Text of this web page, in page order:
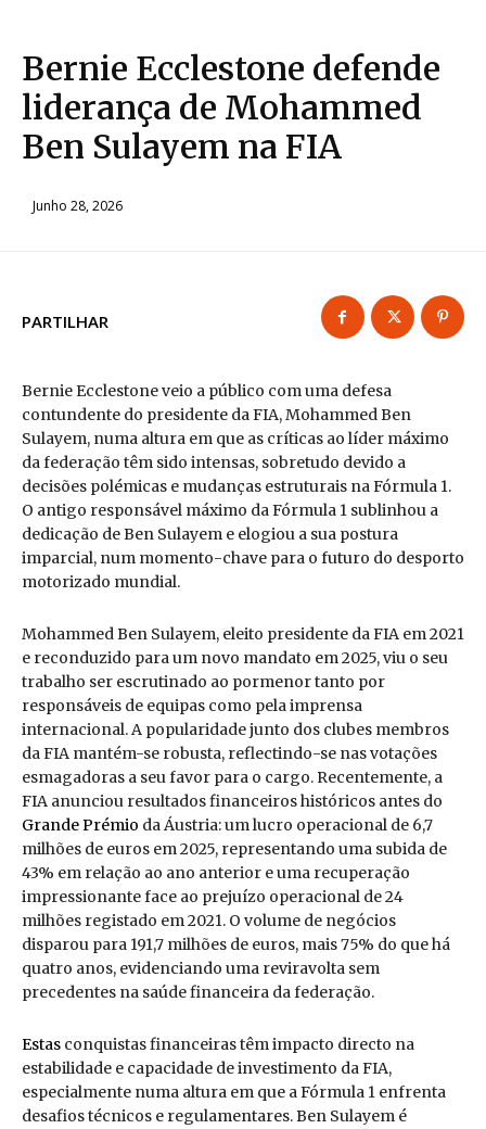
Bernie Ecclestone defende
liderança de Mohammed
Ben Sulayem na FIA
Junho 28, 2026
PARTILHAR
Bernie Ecclestone veio a público com uma defesa
contundente do presidente da FIA, Mohammed Ben
Sulayem, numa altura em que as críticas ao líder máximo
da federação têm sido intensas, sobretudo devido a
decisões polémicas e mudanças estruturais na Fórmula 1.
O antigo responsável máximo da Fórmula 1 sublinhou a
dedicação de Ben Sulayem e elogiou a sua postura
imparcial, num momento-chave para o futuro do desporto
motorizado mundial.
Mohammed Ben Sulayem, eleito presidente da FIA em 2021
e reconduzido para um novo mandato em 2025, viu o seu
trabalho ser escrutinado ao pormenor tanto por
responsáveis de equipas como pela imprensa
internacional. A popularidade junto dos clubes membros
da FIA mantém-se robusta, reflectindo-se nas votações
esmagadoras a seu favor para o cargo. Recentemente, a
FIA anunciou resultados financeiros históricos antes do
Grande Prémio da Áustria: um lucro operacional de 6,7
milhões de euros em 2025, representando uma subida de
43% em relação ao ano anterior e uma recuperação
impressionante face ao prejuízo operacional de 24
milhões registado em 2021. O volume de negócios
disparou para 191,7 milhões de euros, mais 75% do que há
quatro anos, evidenciando uma reviravolta sem
precedentes na saúde financeira da federação.
Estas conquistas financeiras têm impacto directo na
estabilidade e capacidade de investimento da FIA,
especialmente numa altura em que a Fórmula 1 enfrenta
desafios técnicos e regulamentares. Ben Sulayem é